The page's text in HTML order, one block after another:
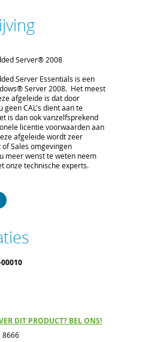
Server® 2008
Server Essentials is een
Server 2008. Het meest
afgeleide is dat door
geen CAL's dient aan te
is dan ook vanzelfsprekend
licentie voorwaarden aan
afgeleide wordt zeer
Sales omgevingen
meer wenst te weten neem
onze technische experts.
DIT PRODUCT? BEL ONS!
8666